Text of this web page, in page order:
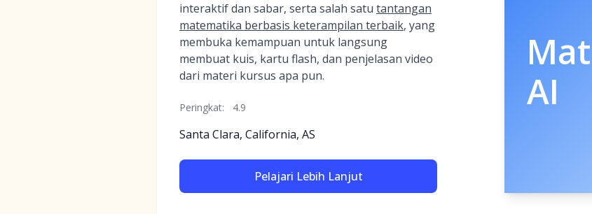
interaktif dan sabar, serta salah satu tantangan
matematika berbasis keterampilan terbaik, yang
membuka kemampuan untuk langsung
membuat kuis, kartu flash, dan penjelasan video
dari materi kursus apa pun.
Peringkat: 4.9
Santa Clara, California, AS
Pelajari Lebih Lanjut
AI